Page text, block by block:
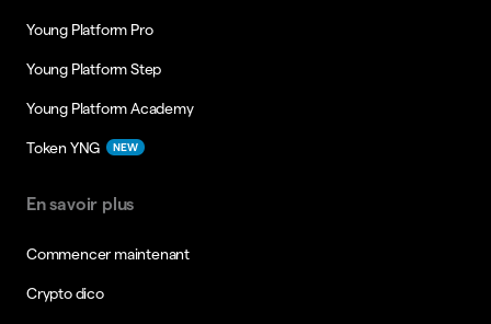
Young Platform Pro
Young Platform Step
Young Platform Academy
Token YNG NEW
En savoir plus
Commencer maintenant
Crypto dico